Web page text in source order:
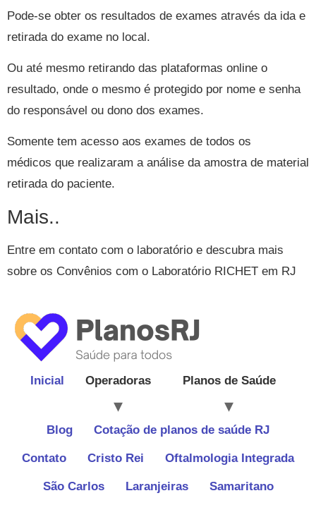
Pode-se obter os resultados de exames através da ida e
retirada do exame no local.
Ou até mesmo retirando das plataformas online o
resultado, onde o mesmo é protegido por nome e senha
do responsável ou dono dos exames.
Somente tem acesso aos exames de todos os
médicos que realizaram a análise da amostra de material
retirada do paciente.
Mais..
Entre em contato com o laboratório e descubra mais
sobre os Convênios com o Laboratório RICHET em RJ
Inicial Operadoras Planos de Saúde
Blog Cotação de planos de saúde RJ
Contato Cristo Rei Oftalmologia Integrada
São Carlos Laranjeiras Samaritano